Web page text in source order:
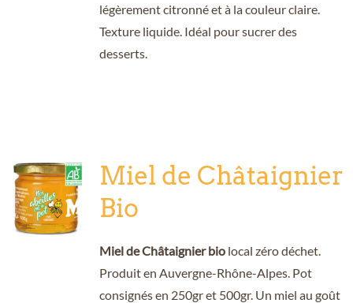
légèrement citronné et à la couleur claire.
Texture liquide. Idéal pour sucrer des
desserts.
Miel de Châtaignier
Bio
Miel de Châtaignier biolocal zéro déchet.
Produit en Auvergne-Rhône-Alpes. Pot
consignés en 250gr et 500gr. Un miel au goût